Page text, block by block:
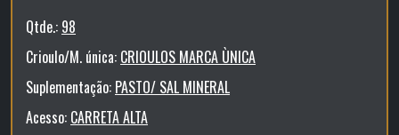
Qtde.: 98
Crioulo/M. única: CRIOULOS MARCA ÙNICA
Suplementação: PASTO/ SAL MINERAL
Acesso: CARRETA ALTA